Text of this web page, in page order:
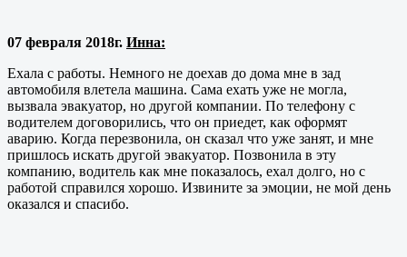
07 февраля 2018г. Инна:
Ехала с работы. Немного не доехав до дома мне в зад
автомобиля влетела машина. Сама ехать уже не могла,
вызвала эвакуатор, но другой компании. По телефону с
водителем договорились, что он приедет, как оформят
аварию. Когда перезвонила, он сказал что уже занят, и мне
пришлось искать другой эвакуатор. Позвонила в эту
компанию, водитель как мне показалось, ехал долго, но с
работой справился хорошо. Извините за эмоции, не мой день
оказался и спасибо.